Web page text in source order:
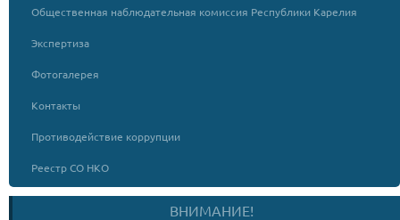
Общественная наблюдательная комиссия Республики Карелия
Экспертиза
Фотогалерея
Контакты
Противодействие коррупции
Реестр СО НКО
ВНИМАНИЕ!